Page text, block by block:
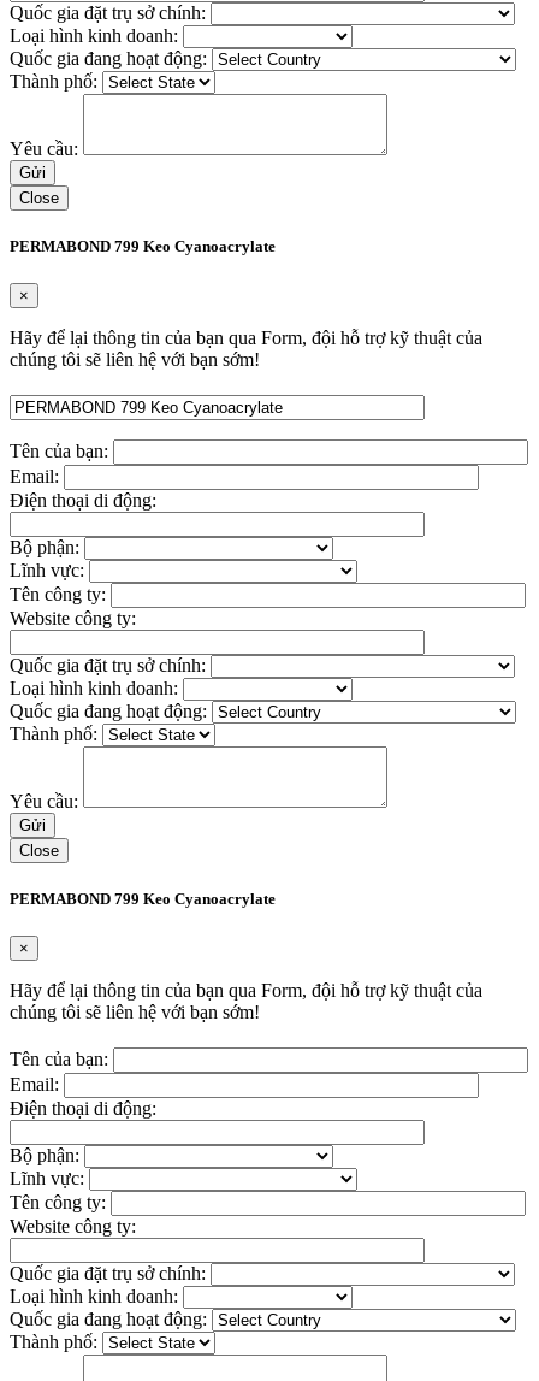
Quốc gia đặt trụ sở chính:
Loại hình kinh doanh:
Quốc gia đang hoạt động:
Thành phố:
Yêu cầu:
Close
PERMABOND 799 Keo Cyanoacrylate
×
Hãy để lại thông tin của bạn qua Form, đội hỗ trợ kỹ thuật của
chúng tôi sẽ liên hệ với bạn sớm!
Tên của bạn:
Email:
Điện thoại di động:
Bộ phận:
Lĩnh vực:
Tên công ty:
Website công ty:
Quốc gia đặt trụ sở chính:
Loại hình kinh doanh:
Quốc gia đang hoạt động:
Thành phố:
Yêu cầu:
Close
PERMABOND 799 Keo Cyanoacrylate
×
Hãy để lại thông tin của bạn qua Form, đội hỗ trợ kỹ thuật của
chúng tôi sẽ liên hệ với bạn sớm!
Tên của bạn:
Email:
Điện thoại di động:
Bộ phận:
Lĩnh vực:
Tên công ty:
Website công ty:
Quốc gia đặt trụ sở chính:
Loại hình kinh doanh:
Quốc gia đang hoạt động:
Thành phố: